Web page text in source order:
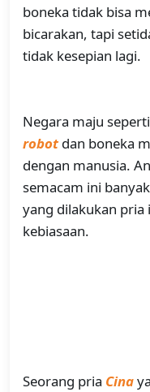
boneka tidak bisa
bicarakan, tapi
tidak kesepian lagi.
Negara maju
robot dan boneka
dengan manusia.
semacam ini
yang dilakukan pria
kebiasaan.
Seorang pria Cina